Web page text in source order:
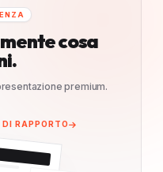
cosa
premium.
RAPPORTO